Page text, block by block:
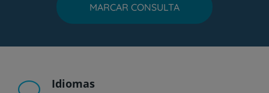
MARCAR CONSULTA
Idiomas